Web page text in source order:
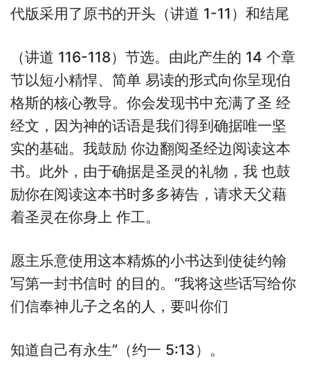
代版采用了原书的开头（讲道 1-11）和结尾
（讲道 116-118）节选。由此产生的 14 个章
节以短小精悍、简单 易读的形式向你呈现伯
格斯的核心教导。你会发现书中充满了圣 经
经文，因为神的话语是我们得到确据唯一坚
实的基础。我鼓励 你边翻阅圣经边阅读这本
书。此外，由于确据是圣灵的礼物，我 也鼓
励你在阅读这本书时多多祷告，请求天父藉
着圣灵在你身上 作工。
愿主乐意使用这本精炼的小书达到使徒约翰
写第一封书信时 的目的。“我将这些话写给你
们信奉神儿子之名的人，要叫你们
知道自己有永生”（约一 5:13）。